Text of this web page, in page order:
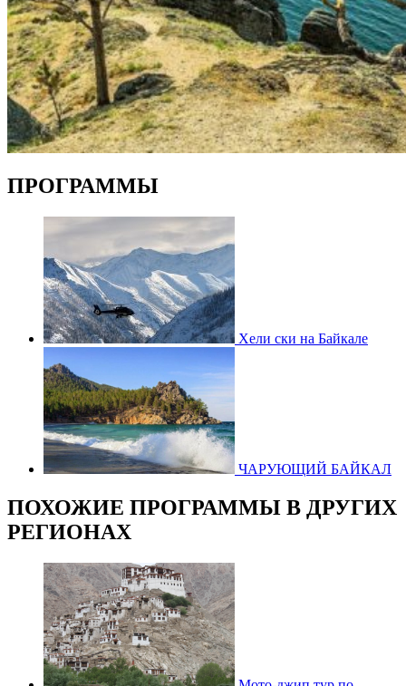
ПРОГРАММЫ
Хели ски на Байкале
ЧАРУЮЩИЙ БАЙКАЛ
ПОХОЖИЕ ПРОГРАММЫ В ДРУГИХ
РЕГИОНАХ